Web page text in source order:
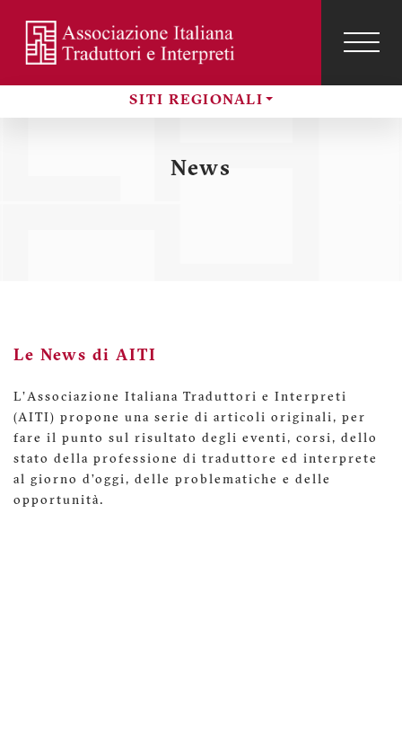
contenuto
principale
SITI REGIONALI
Menu
profilo
News
Le News di AITI
L'Associazione Italiana Traduttori e Interpreti
(AITI) propone una serie di articoli originali, per
fare il punto sul risultato degli eventi, corsi, dello
stato della professione di traduttore ed interprete
al giorno d’oggi, delle problematiche e delle
opportunità.